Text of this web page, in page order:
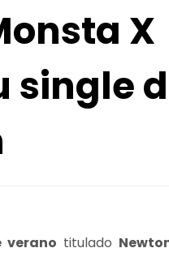
X
single
verano titulado